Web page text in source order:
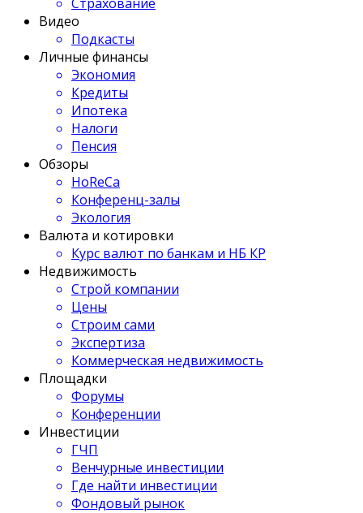
Видео
Подкасты
Личные финансы
Экономия
Кредиты
Ипотека
Налоги
Пенсия
Обзоры
HoReCa
Конференц-залы
Экология
Валюта и котировки
Курс валют по банкам и НБ КР
Недвижимость
Строй компании
Цены
Строим сами
Экспертиза
Коммерческая недвижимость
Площадки
Форумы
Конференции
Инвестиции
ГЧП
Венчурные инвестиции
Где найти инвестиции
Фондовый рынок